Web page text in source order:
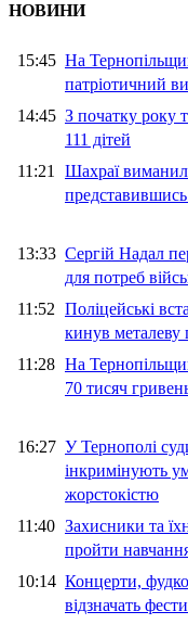
НОВИНИ
15:45 На
патріотичний
14:45 З початку року
111 дітей
11:21 Шахраї
13:33 Сергій Надал
для потреб
11:52 Поліцейські
кинув
11:28 На
70 тисяч
16:27 У Тернополі
інкримінують
жорстокістю
11:40 Захисники та
пройти
10:14 Концерти,
відзначать